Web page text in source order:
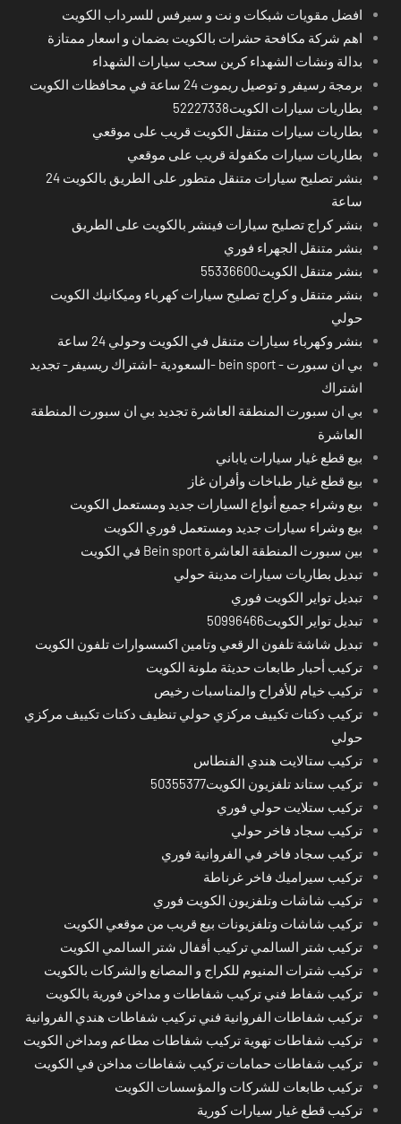
افضل مقويات شبكات و نت و سيرفس للسرداب الكويت
اهم شركة مكافحة حشرات بالكويت بضمان و اسعار ممتازة
بدالة ونشات الشهداء كرين سحب سيارات الشهداء
برمجة رسيفر و توصيل ريموت 24 ساعة في محافظات الكويت
بطاريات سيارات الكويت52227338
بطاريات سيارات متنقل الكويت قريب على موقعي
بطاريات سيارات مكفولة قريب على موقعي
بنشر تصليح سيارات متنقل متطور على الطريق بالكويت 24
ساعة
بنشر كراج تصليح سيارات فينشر بالكويت على الطريق
بنشر متنقل الجهراء فوري
بنشر متنقل الكويت55336600
بنشر متنقل و كراج تصليح سيارات كهرباء وميكانيك الكويت
حولي
بنشر وكهرباء سيارات متنقل في الكويت وحولي 24 ساعة
بي ان سبورت - bein sport -السعودية -اشتراك ريسيفر- تجديد
اشتراك
بي ان سبورت المنطقة العاشرة تجديد بي ان سبورت المنطقة
العاشرة
بيع قطع غيار سيارات ياباني
بيع قطع غيار طباخات وأفران غاز
بيع وشراء جميع أنواع السيارات جديد ومستعمل الكويت
بيع وشراء سيارات جديد ومستعمل فوري الكويت
بين سبورت المنطقة العاشرة Bein sport في الكويت
تبديل بطاريات سيارات مدينة حولي
تبديل تواير الكويت فوري
تبديل تواير الكويت50996466
تبديل شاشة تلفون الرقعي وتامين اكسسوارات تلفون الكويت
تركيب أحبار طابعات حديثة ملونة الكويت
تركيب خيام للأفراح والمناسبات رخيص
تركيب دكتات تكييف مركزي حولي تنظيف دكتات تكييف مركزي
حولي
تركيب ستالايت هندي الفنطاس
تركيب ستاند تلفزيون الكويت50355377
تركيب ستلايت حولي فوري
تركيب سجاد فاخر حولي
تركيب سجاد فاخر في الفروانية فوري
تركيب سيراميك فاخر غرناطة
تركيب شاشات وتلفزيون الكويت فوري
تركيب شاشات وتلفزيونات بيع قريب من موقعي الكويت
تركيب شتر السالمي تركيب أقفال شتر السالمي الكويت
تركيب شترات المنيوم للكراج و المصانع والشركات بالكويت
تركيب شفاط فني تركيب شفاطات و مداخن فورية بالكويت
تركيب شفاطات الفروانية فني تركيب شفاطات هندي الفروانية
تركيب شفاطات تهوية تركيب شفاطات مطاعم ومداخن الكويت
تركيب شفاطات حمامات تركيب شفاطات مداخن في الكويت
تركيب طابعات للشركات والمؤسسات الكويت
تركيب قطع غيار سيارات كورية